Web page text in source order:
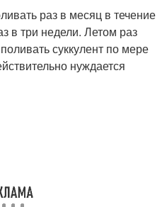
раз в месяц в течение
в три недели. Летом раз
суккулент по мере
нуждается